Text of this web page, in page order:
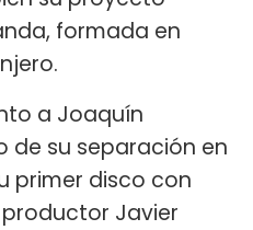
formada en
a Joaquín
de su separación en
primer disco con
productor Javier